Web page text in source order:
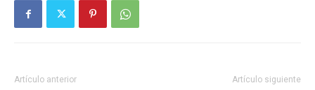
Artículo anterior Artículo siguiente